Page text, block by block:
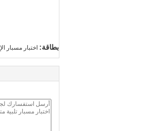
بطاقة: اختبار مسبار